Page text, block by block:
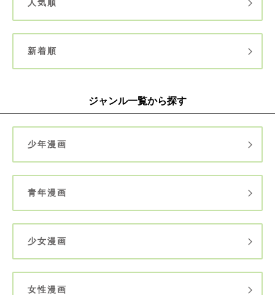
人気順
新着順
ジャンル一覧から探す
少年漫画
青年漫画
少女漫画
女性漫画